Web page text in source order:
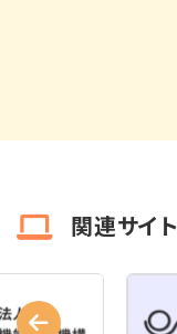
関連サイト